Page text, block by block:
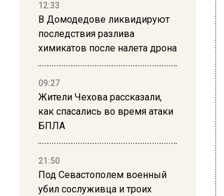
12:33
В Домодедове ликвидируют
последствия разлива
химикатов после налета дрона
09:27
Жители Чехова рассказали,
как спасались во время атаки
БПЛА
21:50
Под Севастополем военный
убил сослуживца и троих